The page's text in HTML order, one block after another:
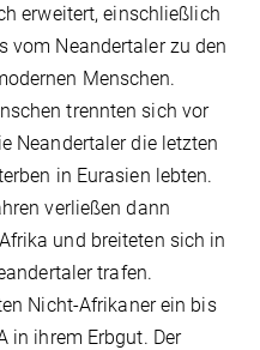
erweitert, einschließlich
vom Neandertaler zu den
Menschen.
trennten sich vor
Neandertaler die letzten
in Eurasien lebten.
verließen dann
und breiteten sich in
trafen.
Nicht-Afrikaner ein bis
in ihrem Erbgut. Der